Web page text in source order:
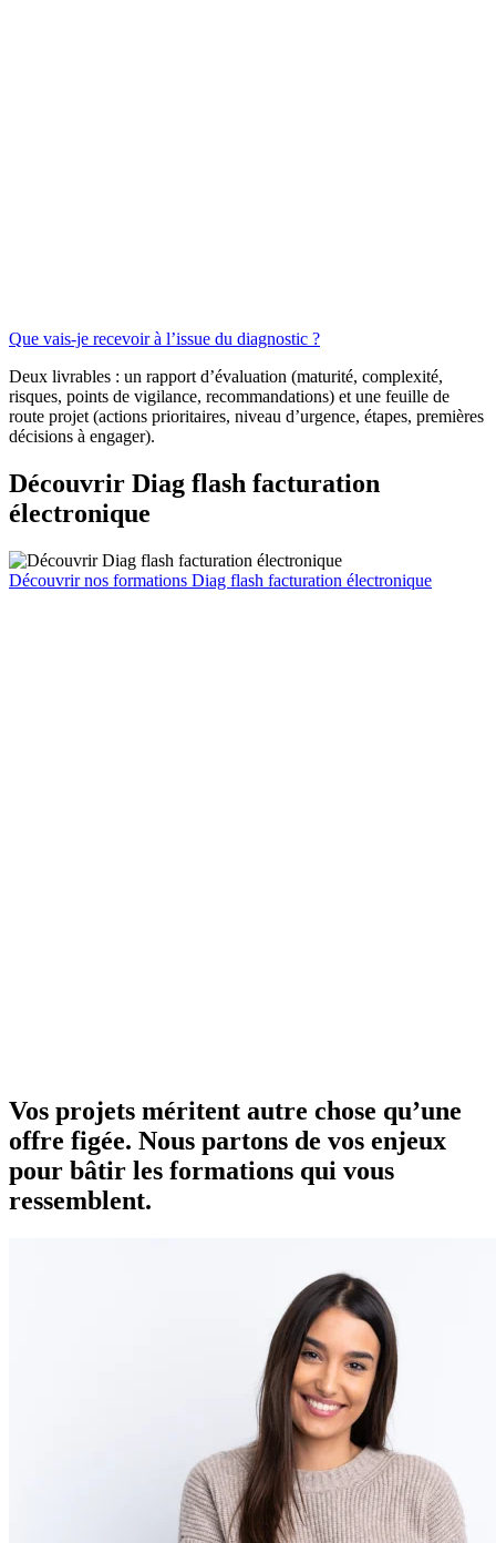
Que vais-je recevoir à l’issue du diagnostic ?
Deux livrables : un rapport d’évaluation (maturité, complexité,
risques, points de vigilance, recommandations) et une feuille de
route projet (actions prioritaires, niveau d’urgence, étapes, premières
décisions à engager).
Découvrir Diag flash facturation
électronique
Découvrir nos formations Diag flash facturation électronique
Vos projets méritent autre chose qu’une
offre figée. Nous partons de vos enjeux
pour bâtir les formations qui vous
ressemblent.